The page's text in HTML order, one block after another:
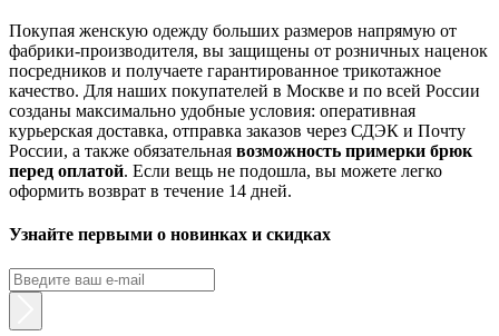
Покупая женскую одежду больших размеров напрямую от
фабрики-производителя, вы защищены от розничных наценок
посредников и получаете гарантированное трикотажное
качество. Для наших покупателей в Москве и по всей России
созданы максимально удобные условия: оперативная
курьерская доставка, отправка заказов через СДЭК и Почту
России, а также обязательная возможность примерки брюк
перед оплатой. Если вещь не подошла, вы можете легко
оформить возврат в течение 14 дней.
Узнайте первыми о новинках и скидках